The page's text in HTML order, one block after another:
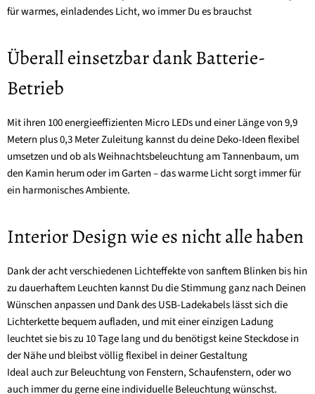
für warmes, einladendes Licht, wo immer Du es brauchst
Überall einsetzbar dank Batterie-
Betrieb
Mit ihren 100 energieeffizienten Micro LEDs und einer Länge von 9,9
Metern plus 0,3 Meter Zuleitung kannst du deine Deko-Ideen flexibel
umsetzen und ob als Weihnachtsbeleuchtung am Tannenbaum, um
den Kamin herum oder im Garten – das warme Licht sorgt immer für
ein harmonisches Ambiente.
Interior Design wie es nicht alle haben
Dank der acht verschiedenen Lichteffekte von sanftem Blinken bis hin
zu dauerhaftem Leuchten kannst Du die Stimmung ganz nach Deinen
Wünschen anpassen und Dank des USB-Ladekabels lässt sich die
Lichterkette bequem aufladen, und mit einer einzigen Ladung
leuchtet sie bis zu 10 Tage lang und du benötigst keine Steckdose in
der Nähe und bleibst völlig flexibel in deiner Gestaltung
Ideal auch zur Beleuchtung von Fenstern, Schaufenstern, oder wo
auch immer du gerne eine individuelle Beleuchtung wünschst.